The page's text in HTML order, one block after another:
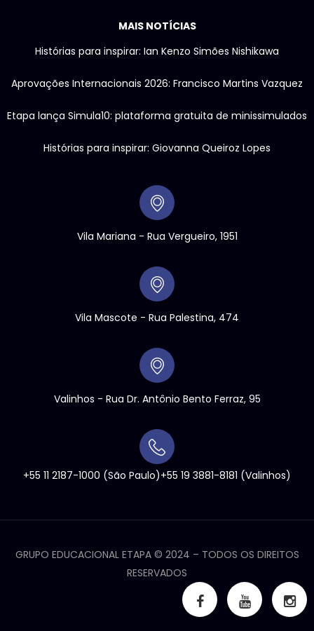
MAIS NOTÍCIAS
Histórias para inspirar: Ian Kenzo Simões Nishikawa
Aprovações Internacionais 2026: Francisco Martins Vazquez
Etapa lança Simula10: plataforma gratuita de minissimulados
Histórias para inspirar: Giovanna Queiroz Lopes
Vila Mariana - Rua Vergueiro, 1951
Vila Mascote - Rua Palestina, 474
Valinhos - Rua Dr. Antônio Bento Ferraz, 95
+55 11 2187-1000 (São Paulo)+55 19 3881-8181 (Valinhos)
GRUPO EDUCACIONAL ETAPA © 2024 – TODOS OS DIREITOS
RESERVADOS